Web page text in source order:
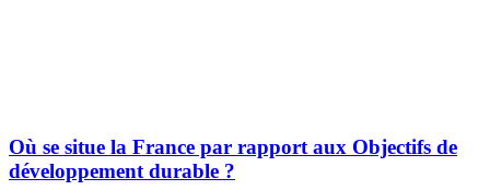
Où se situe la France par rapport aux Objectifs de
développement durable ?